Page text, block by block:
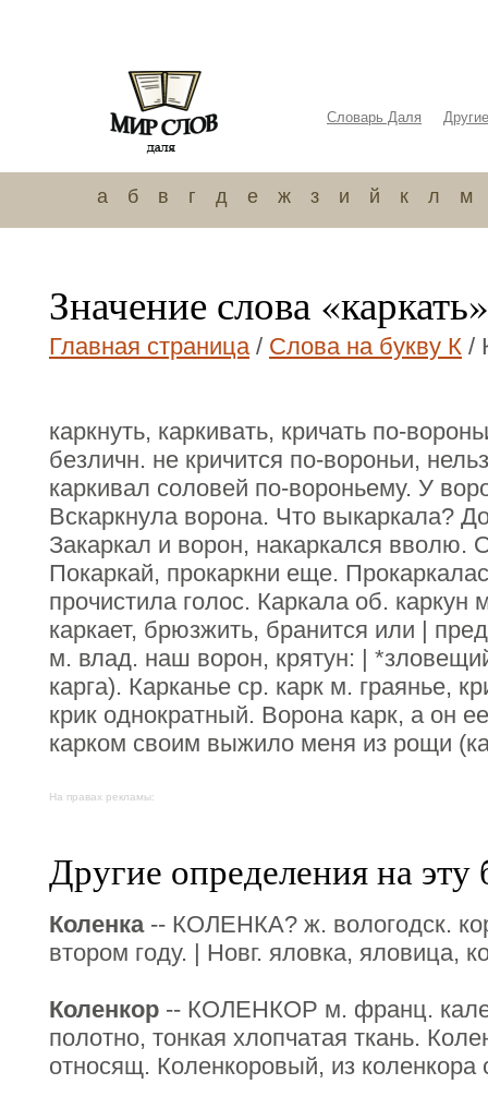
Словарь Даля
а б в г д е ж з и й к л м
Значение слова «каркать»
Главная страница/ Слова на букву К /
каркнуть, каркивать, кричать по-
безличн. не кричится по-вороньи,
каркивал соловей по-вороньему. У
Вскаркнула ворона. Что выкаркала?
Закаркал и ворон, накаркался вволю.
Покаркай, прокаркни еще.
прочистила голос. Каркала об. каркун
каркает, брюзжить, бранится или |
м. влад. наш ворон, крятун: |
карга). Карканье ср. карк м. граянье,
крик однократный. Ворона карк, а он
карком своим выжило меня из рощи
На правах рекламы:
Другие определения на эту
Коленка-- КОЛЕНКА? ж. вологодск.
втором году. | Новг. яловка, яловица,
Коленкор -- КОЛЕНКОР м. франц.
полотно, тонкая хлопчатая ткань.
относящ. Коленкоровый, из коленкора